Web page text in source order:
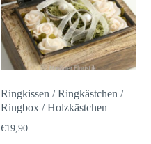
Ringkissen / Ringkästchen /
Ringbox / Holzkästchen
€19,90